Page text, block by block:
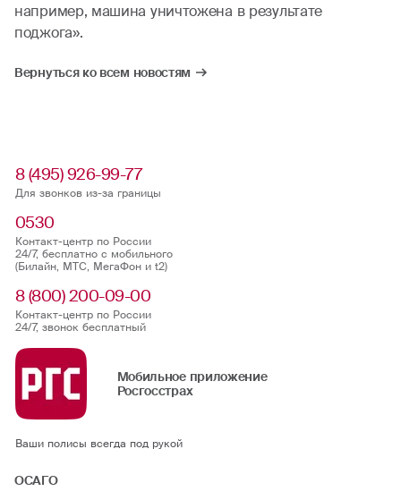
например, машина уничтожена в результате
поджога».
Вернуться ко всем новостям
8 (495) 926-99-77
Для звонков из-за границы
0530
Контакт-центр по России
24/7, бесплатно с мобильного
(Билайн, МТС, МегаФон и t2)
8 (800) 200-09-00
Контакт-центр по России
24/7, звонок бесплатный
Мобильное приложение
Росгосстрах
Ваши полисы всегда под рукой
ОСАГО